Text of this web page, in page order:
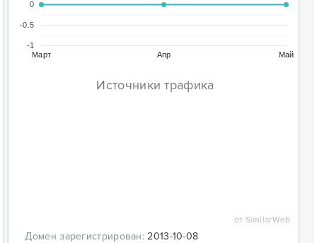
Март Апр Май
-1
-0.5
0
Источники трафика
от SimilarWeb
Домен зарегистрирован: 2013-10-08